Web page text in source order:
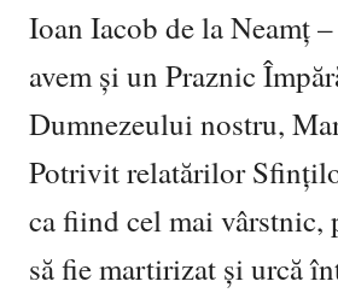
Ioan Iacob de la Neamț
avem şi un Praznic
Dumnezeului nostru,
Potrivit relatărilor
ca fiind cel mai vârstnic,
să fie martirizat şi urcă